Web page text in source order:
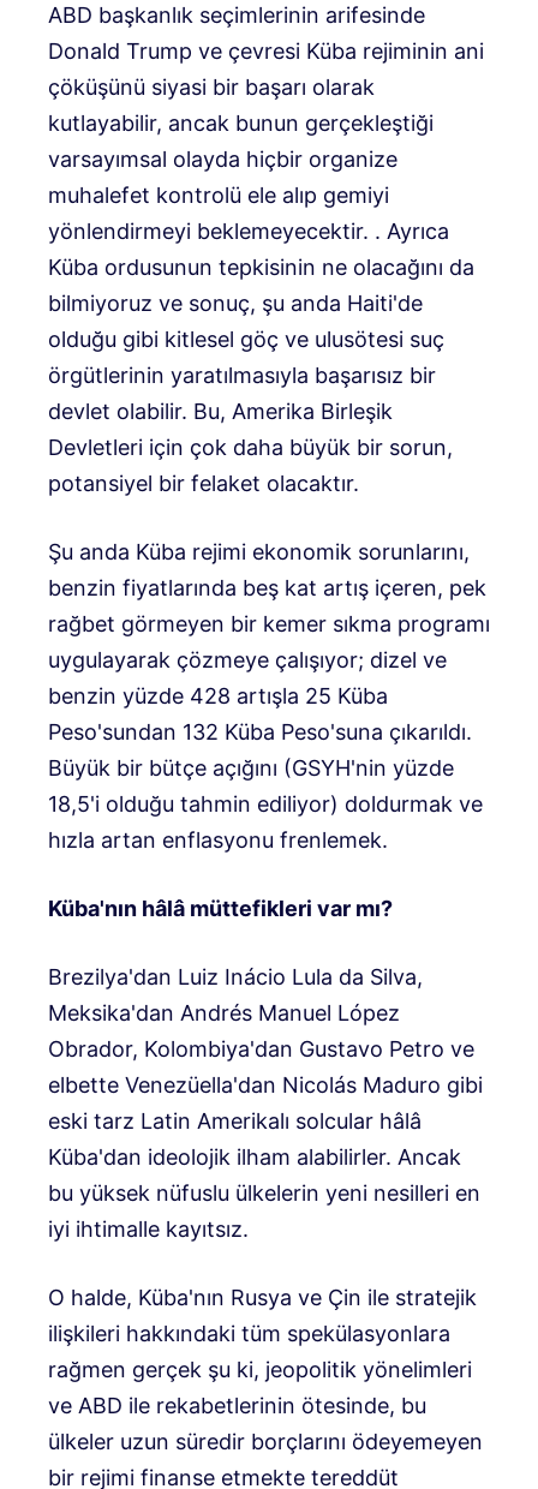
ABD başkanlık seçimlerinin arifesinde
Donald Trump ve çevresi Küba rejiminin ani
çöküşünü siyasi bir başarı olarak
kutlayabilir, ancak bunun gerçekleştiği
varsayımsal olayda hiçbir organize
muhalefet kontrolü ele alıp gemiyi
yönlendirmeyi beklemeyecektir. . Ayrıca
Küba ordusunun tepkisinin ne olacağını da
bilmiyoruz ve sonuç, şu anda Haiti'de
olduğu gibi kitlesel göç ve ulusötesi suç
örgütlerinin yaratılmasıyla başarısız bir
devlet olabilir. Bu, Amerika Birleşik
Devletleri için çok daha büyük bir sorun,
potansiyel bir felaket olacaktır.
Şu anda Küba rejimi ekonomik sorunlarını,
benzin fiyatlarında beş kat artış içeren, pek
rağbet görmeyen bir kemer sıkma programı
uygulayarak çözmeye çalışıyor; dizel ve
benzin yüzde 428 artışla 25 Küba
Peso'sundan 132 Küba Peso'suna çıkarıldı.
Büyük bir bütçe açığını (GSYH'nin yüzde
18,5'i olduğu tahmin ediliyor) doldurmak ve
hızla artan enflasyonu frenlemek.
Küba'nın hâlâ müttefikleri var mı?
Brezilya'dan Luiz Inácio Lula da Silva,
Meksika'dan Andrés Manuel López
Obrador, Kolombiya'dan Gustavo Petro ve
elbette Venezüella'dan Nicolás Maduro gibi
eski tarz Latin Amerikalı solcular hâlâ
Küba'dan ideolojik ilham alabilirler. Ancak
bu yüksek nüfuslu ülkelerin yeni nesilleri en
iyi ihtimalle kayıtsız.
O halde, Küba'nın Rusya ve Çin ile stratejik
ilişkileri hakkındaki tüm spekülasyonlara
rağmen gerçek şu ki, jeopolitik yönelimleri
ve ABD ile rekabetlerinin ötesinde, bu
ülkeler uzun süredir borçlarını ödeyemeyen
bir rejimi finanse etmekte tereddüt